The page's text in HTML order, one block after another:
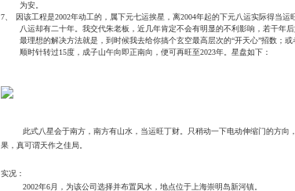
为安。
7、
因该工程是2002年动工的，属下元七运挨星，离2004年起的下元八运实际得当运
八运却有二十年。我交代朱老板，近几年肯定不会有明显的不利影响，若干年后
最理想的解决方法就是，到时候我去给你搞个玄空最高层次的“开天心”招数；
顺时针转过15度，成子山午向即正南向，便可再旺至2023年。星盘如下：
此式八星会于南方，南方有山水，当运旺丁财。只稍动一下电动伸缩门的方向
果，真可谓天作之佳局。
实况：
2002年6月，为该公司选择并布置风水，地点位于上海崇明岛新河镇。